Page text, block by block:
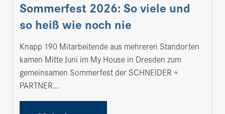
Sommerfest 2026: So viele und
so heiß wie noch nie
Knapp 190 Mitarbeitende aus mehreren Standorten
kamen Mitte Juni im My House in Dresden zum
gemeinsamen Sommerfest der SCHNEIDER +
PARTNER…